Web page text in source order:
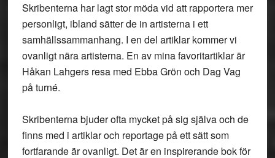
Skribenterna har lagt stor möda vid att rapportera mer
personligt, ibland sätter de in artisterna i ett
samhällssammanhang. I en del artiklar kommer vi
ovanligt nära artisterna. En av mina favoritartiklar är
Håkan Lahgers resa med Ebba Grön och Dag Vag
på turné.
Skribenterna bjuder ofta mycket på sig själva och de
finns med i artiklar och reportage på ett sätt som
fortfarande är ovanligt. Det är en inspirerande bok för